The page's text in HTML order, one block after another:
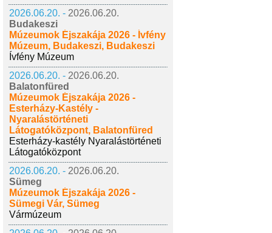
2026.06.20. - 2026.06.20.
Budakeszi
Múzeumok Éjszakája 2026 - Ívfény
Múzeum, Budakeszi, Budakeszi
Ívfény Múzeum
2026.06.20. - 2026.06.20.
Balatonfüred
Múzeumok Éjszakája 2026 -
Esterházy-Kastély -
Nyaralástörténeti
Látogatóközpont, Balatonfüred
Esterházy-kastély Nyaralástörténeti
Látogatóközpont
2026.06.20. - 2026.06.20.
Sümeg
Múzeumok Éjszakája 2026 -
Sümegi Vár, Sümeg
Vármúzeum